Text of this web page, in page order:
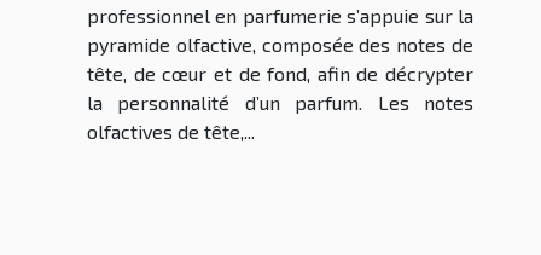
professionnel en parfumerie s’appuie sur la
pyramide olfactive, composée des notes de
tête, de cœur et de fond, afin de décrypter
la personnalité d’un parfum. Les notes
olfactives de tête,...